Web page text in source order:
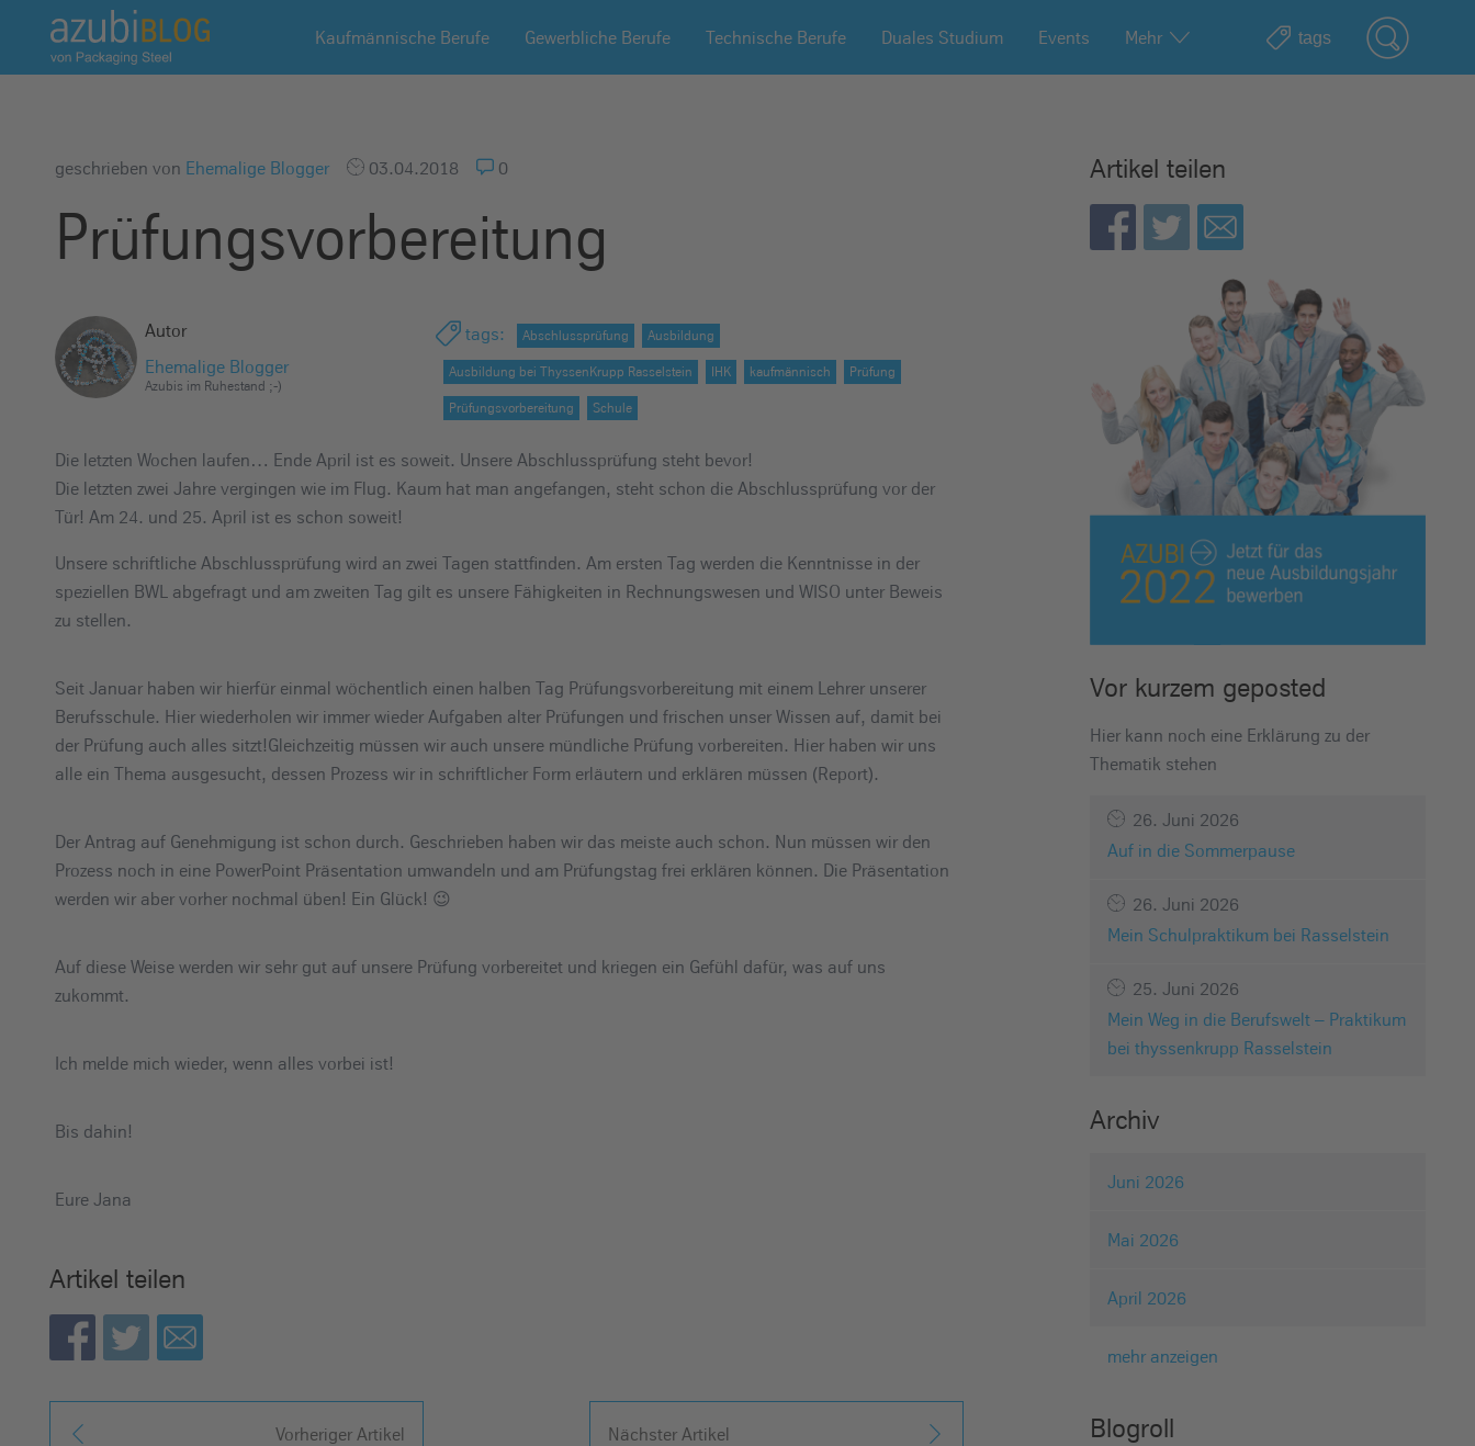
A
z
u
b
s
s
e
n
Kaufmännische Berufe Gewerbliche Berufe Technische Berufe Duales Studium Events Mehr
geschrieben von Ehemalige Blogger 03.04.2018 0
Prüfungsvorbereitung
Autor
Ehemalige Blogger
Azubis im Ruhestand ;-)
tags: Abschlussprüfung Ausbildung
Ausbildung bei ThyssenKrupp Rasselstein IHK kaufmännisch Prüfung
Prüfungsvorbereitung Schule
Die letzten Wochen laufen… Ende April ist es soweit. Unsere Abschlussprüfung steht bevor!
Die letzten zwei Jahre vergingen wie im Flug. Kaum hat man angefangen, steht schon die Abschlussprüfung vor der
Tür! Am 24. und 25. April ist es schon soweit!
Unsere schriftliche Abschlussprüfung wird an zwei Tagen stattfinden. Am ersten Tag werden die Kenntnisse in der
speziellen BWL abgefragt und am zweiten Tag gilt es unsere Fähigkeiten in Rechnungswesen und WISO unter Beweis
zu stellen.
Seit Januar haben wir hierfür einmal wöchentlich einen halben Tag Prüfungsvorbereitung mit einem Lehrer unserer
Berufsschule. Hier wiederholen wir immer wieder Aufgaben alter Prüfungen und frischen unser Wissen auf, damit bei
der Prüfung auch alles sitzt!Gleichzeitig müssen wir auch unsere mündliche Prüfung vorbereiten. Hier haben wir uns
alle ein Thema ausgesucht, dessen Prozess wir in schriftlicher Form erläutern und erklären müssen (Report).
Der Antrag auf Genehmigung ist schon durch. Geschrieben haben wir das meiste auch schon. Nun müssen wir den
Prozess noch in eine PowerPoint Präsentation umwandeln und am Prüfungstag frei erklären können. Die Präsentation
werden wir aber vorher nochmal üben! Ein Glück! 😉
Auf diese Weise werden wir sehr gut auf unsere Prüfung vorbereitet und kriegen ein Gefühl dafür, was auf uns
zukommt.
Ich melde mich wieder, wenn alles vorbei ist!
Bis dahin!
Eure Jana
Artikel teilen
Vorheriger Artikel Nächster Artikel
Artikel teilen
Vor kurzem geposted
Hier kann noch eine Erklärung zu der
Thematik stehen
26. Juni 2026
Auf in die Sommerpause
26. Juni 2026
Mein Schulpraktikum bei Rasselstein
25. Juni 2026
Mein Weg in die Berufswelt – Praktikum
bei thyssenkrupp Rasselstein
Archiv
Juni 2026
Mai 2026
April 2026
mehr anzeigen
Blogroll